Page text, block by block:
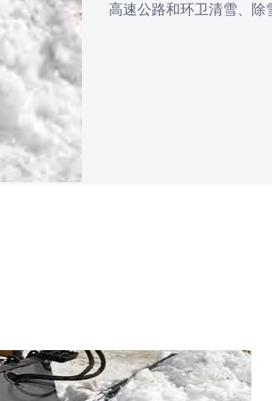
高速公路和环卫清雪、除